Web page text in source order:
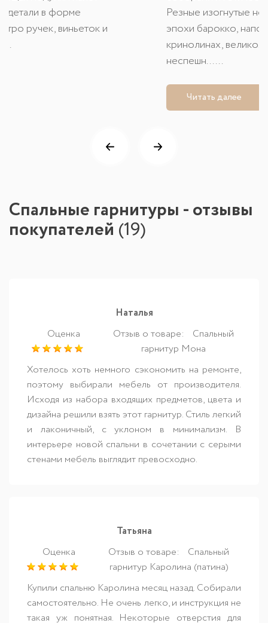
Резные изогнутые ножки – легкий отзвук
эпохи барокко, напоминающий о пышных
кринолинах, великолепных балах и
Спальные гарнитуры - отзывы
покупателей (19)
Наталья
Оценка
Отзыв о товаре:
Спальный
гарнитур Мона
Хотелось хоть немного сэкономить на ремонте,
поэтому выбирали мебель от производителя.
Исходя из набора входящих предметов, цвета и
дизайна решили взять этот гарнитур. Стиль легкий
и лаконичный, с уклоном в минимализм. В
интерьере новой спальни в сочетании с серыми
стенами мебель выглядит превосходно.
Татьяна
Оценка
Отзыв о товаре:
Спальный
гарнитур Каролина (патина)
Купили спальню Каролина месяц назад. Собирали
самостоятельно. Не очень легко, и инструкция не
такая уж понятная. Некоторые отверстия для